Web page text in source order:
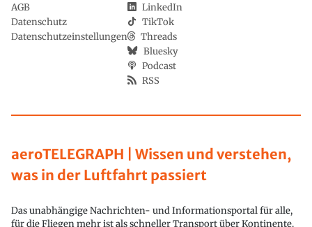
aeroTELEGRAPH | Wissen und verstehen,
was in der Luftfahrt passiert
Das unabhängige Nachrichten- und Informationsportal für alle,
für die Fliegen mehr ist als schneller Transport über Kontinente.
AGB
Datenschutz
Datenschutzeinstellungen
LinkedIn
TikTok
Threads
Bluesky
Podcast
RSS